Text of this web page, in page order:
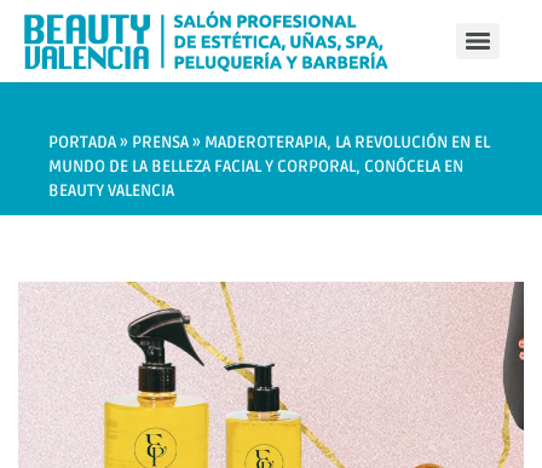
PORTADA» PRENSA» MADEROTERAPIA, LA REVOLUCIÓN EN EL
MUNDO DE LA BELLEZA FACIAL Y CORPORAL, CONÓCELA EN
BEAUTY VALENCIA